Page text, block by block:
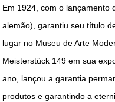
Em 1924, com o lançamento
alemão), garantiu seu título
lugar no Museu de Arte
Meisterstück 149 em sua
ano, lançou a garantia
produtos e garantindo a